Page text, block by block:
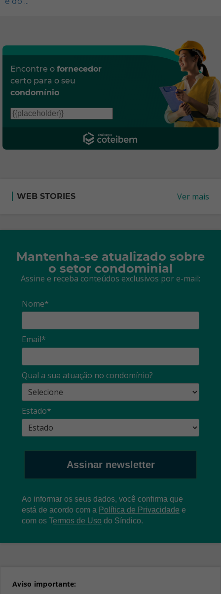
Encontre o fornecedor
certo para o seu
condomínio
WEB STORIES Ver mais
Mantenha-se atualizado sobre
o setor condominial
Assine e receba conteúdos exclusivos por e-mail:
Nome*
Email*
Qual a sua atuação no condomínio?
Estado*
Assinar newsletter
Ao informar os seus dados, você confirma que
está de acordo com a Política de Privacidade e
com os Termos de Uso do Síndico.
Aviso importante: